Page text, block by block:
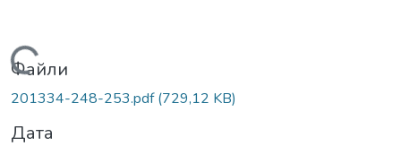
Вантажиться...
Файли
201334-248-253.pdf(729,12 KB)
Дата